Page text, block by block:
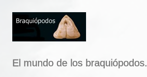
El mundo de los braquiópodos.